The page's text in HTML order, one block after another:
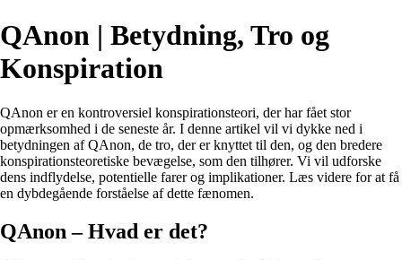
QAnon | Betydning, Tro og
Konspiration
QAnon er en kontroversiel konspirationsteori, der har fået stor
opmærksomhed i de seneste år. I denne artikel vil vi dykke ned i
betydningen af QAnon, de tro, der er knyttet til den, og den bredere
konspirationsteoretiske bevægelse, som den tilhører. Vi vil udforske
dens indflydelse, potentielle farer og implikationer. Læs videre for at få
en dybdegående forståelse af dette fænomen.
QAnon – Hvad er det?